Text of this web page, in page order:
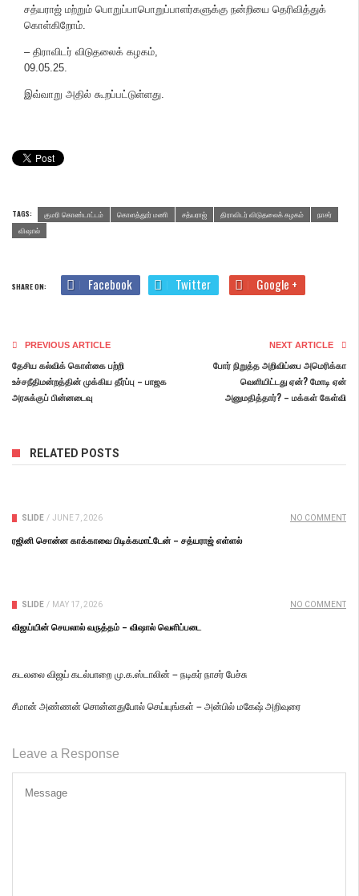
சத்யராஜ் மற்றும் பொறுப்பாபொறுப்பாளர்களுக்கு நன்றியை தெரிவித்துக்
கொள்கிறோம்.
– திராவிடர் விடுதலைக் கழகம்,
09.05.25.
இவ்வாறு அதில் கூறப்பட்டுள்ளது.
TAGS: குமரி கொண்டாட்டம் கொளத்தூர் மணி சத்யராஜ் திராவிடர் விடுதலைக் கழகம்
நாசர்
விஷால்
SHARE ON: Facebook Twitter Google +
PREVIOUS ARTICLE
தேசிய கல்விக் கொள்கை பற்றி
உச்சநீதிமன்றத்தின் முக்கிய தீர்ப்பு – பாஜக
அரசுக்குப் பின்னடைவு
NEXT ARTICLE
போர் நிறுத்த அறிவிப்பை அமெரிக்கா
வெளியிட்டது ஏன்? மோடி ஏன்
அனுமதித்தார்? – மக்கள் கேள்வி
RELATED POSTS
SLIDE / JUNE 7, 2026 NO COMMENT
ரஜினி சொன்ன காக்காவை பிடிக்கமாட்டேன் – சத்யராஜ் எள்ளல்
SLIDE / MAY 17, 2026 NO COMMENT
விஜய்யின் செயலால் வருத்தம் – விஷால் வெளிப்படை
கடலலை விஜய் கடல்பாறை மு.க.ஸ்டாலின் – நடிகர் நாசர் பேச்சு
சீமான் அண்ணன் சொன்னதுபோல் செய்யுங்கள் – அன்பில் மகேஷ் அறிவுரை
Leave a Response